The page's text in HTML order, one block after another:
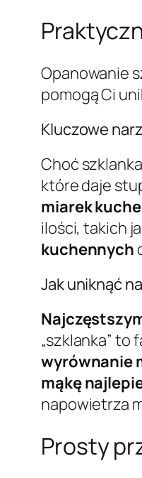
Opanowanie
pomogą Ci
Kluczowe
Choć
które daje
miarek
ilości, takich
kuchennych
Jak uniknąć
„szklanka” to
wyrównanie
mąkę
napowietrza
Prosty